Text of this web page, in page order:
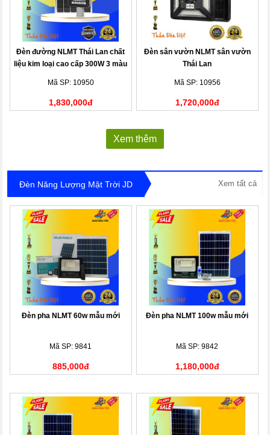
Đèn đường NLMT Thái Lan chất
liệu kim loại cao cấp 300W 3 màu
Mã SP: 10950
1,830,000đ
Đèn sân vườn NLMT sân vườn
Thái Lan
Mã SP: 10956
1,720,000đ
Xem thêm
Đèn Năng Lượng Mặt Trời JD Xem tất cả
Đèn pha NLMT 60w mẫu mới
Mã SP: 9841
885,000đ
Đèn pha NLMT 100w mẫu mới
Mã SP: 9842
1,180,000đ